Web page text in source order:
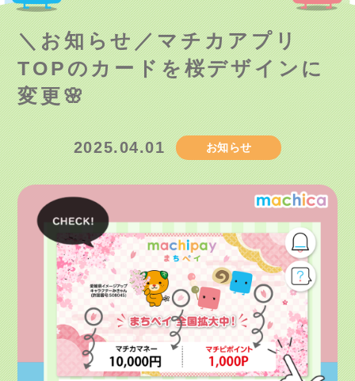
＼お知らせ／マチカアプリ
TOPのカードを桜デザインに
変更🌸
2025.04.01 お知らせ